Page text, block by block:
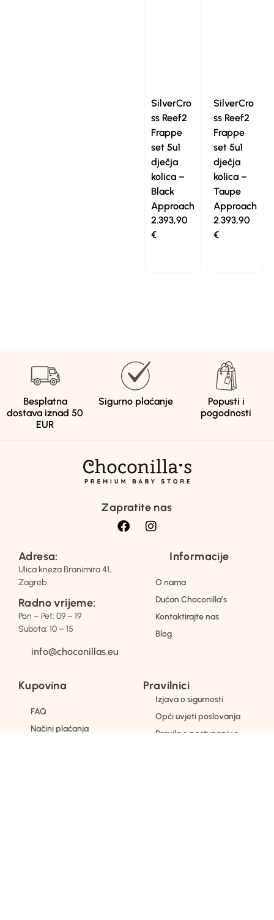
SilverCro
ss Reef2
Frappe
set 5u1
dječja
kolica –
Black
Approach
2.393,90
€
SilverCro
ss Reef2
Frappe
set 5u1
dječja
kolica –
Taupe
Approach
2.393,90
€
Besplatna
dostava iznad 50
EUR
Sigurno plaćanje
Popusti i
pogodnosti
Zapratite nas
Adresa:
Ulica kneza Branimira 41,
Zagreb
Radno vrijeme:
Pon – Pet: 09 – 19
Subota: 10 – 15
info@choconillas.eu
Informacije
O nama
Dućan Choconilla’s
Kontaktirajte nas
Blog
Kupovina
FAQ
Načini plaćanja
Pravilnici
Izjava o sigurnosti
Opći uvjeti poslovanja
Pravila o postupanju s